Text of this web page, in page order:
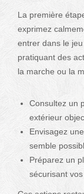
La première
exprimez
entrer dans le
pratiquant des
la marche ou la
Consultez un
extérieur
Envisagez
semble
Préparez un
sécurisant